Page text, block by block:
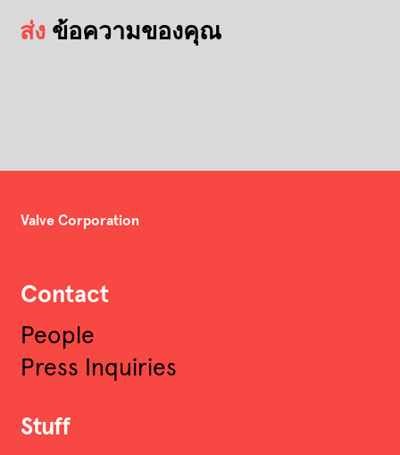
ส่ง ข้อความของคุณ
Valve Corporation
Contact
People
Press Inquiries
Stuff